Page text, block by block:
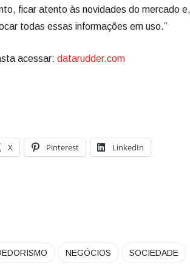
ficar atento às novidades do mercado e,
todas essas informações em uso.”
acessar: datarudder.com
X Pinterest LinkedIn
NEGÓCIOS SOCIEDADE